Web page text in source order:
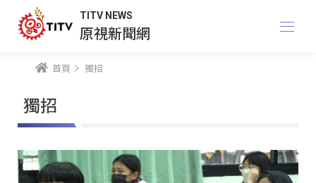
TITV NEWS
原視新聞網
首頁 獨招
獨招